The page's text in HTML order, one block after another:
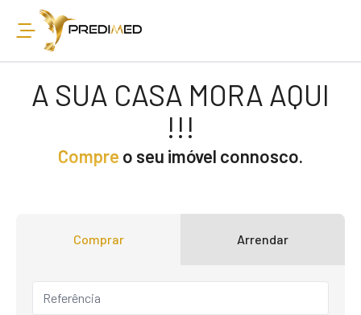
A SUA CASA MORA AQUI
!!!
Compre o seu imóvel connosco.
Comprar Arrendar